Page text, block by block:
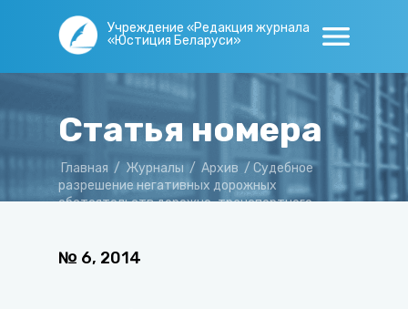
Учреждение «Редакция журнала
«Юстиция Беларуси»
Статья номера
Главная / Журналы / Архив / Судебное
разрешение негативных дорожных
обстоятельств дорожно-транспортного
№ 6, 2014